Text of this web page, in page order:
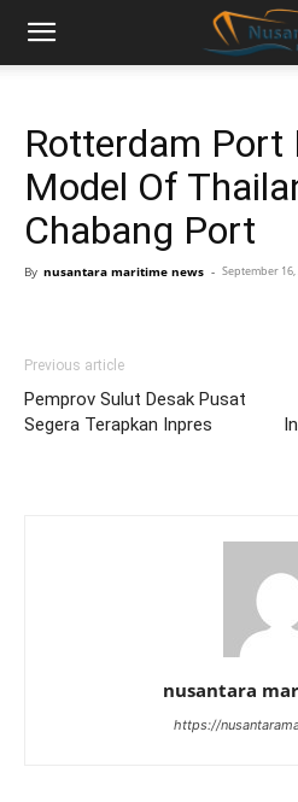
Rotterdam Port
Model Of
Chabang Port
By nusantara maritime news - September 16,
Previous article
Pemprov Sulut Desak Pusat
Segera Terapkan Inpres
nusantara
https://